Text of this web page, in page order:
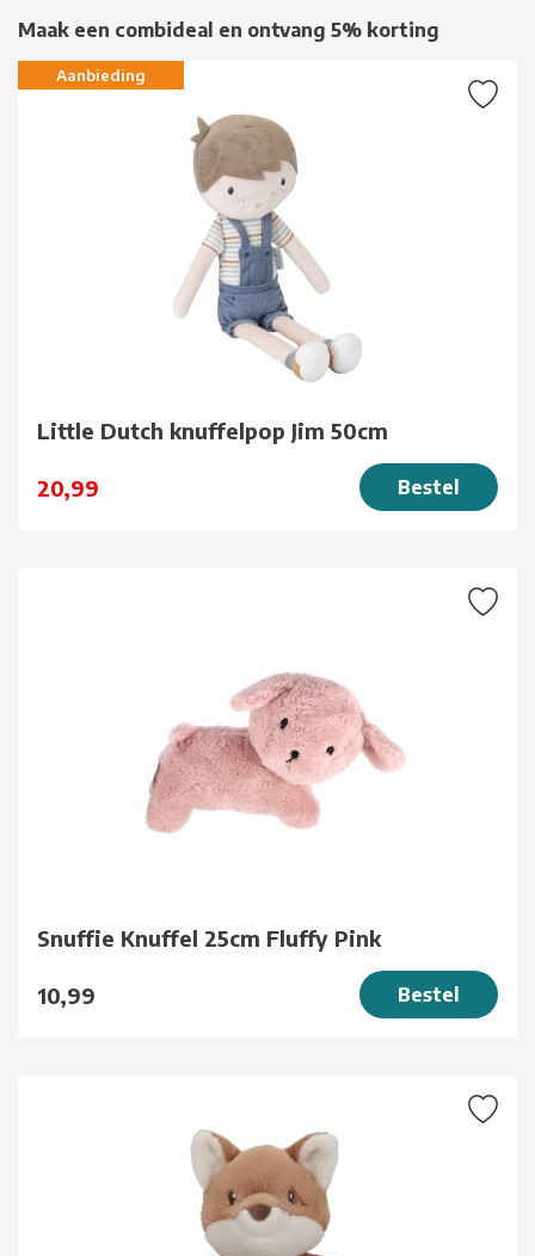
Maak een combideal en ontvang 5% korting
Aanbieding
Little Dutch knuffelpop Jim 50cm
20,99 Bestel
Snuffie Knuffel 25cm Fluffy Pink
10,99 Bestel